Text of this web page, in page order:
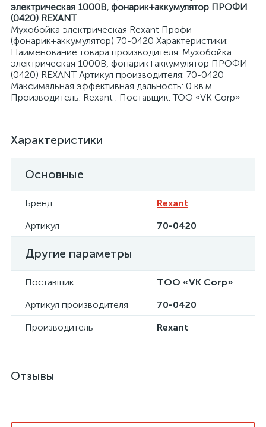
электрическая 1000В, фонарик+аккумулятор ПРОФИ
(0420) REXANT
Мухобойка электрическая Rexant Профи
(фонарик+аккумулятор) 70-0420 Характеристики:
Наименование товара производителя: Мухобойка
электрическая 1000В, фонарик+аккумулятор ПРОФИ
(0420) REXANT Артикул производителя: 70-0420
Максимальная эффективная дальность: 0 кв.м
Производитель: Rexant . Поставщик: ТОО «VK Corp»
Характеристики
Основные
Бренд
Rexant
Артикул
70-0420
Другие параметры
Поставщик
ТОО «VK Corp»
Артикул производителя
70-0420
Производитель
Rexant
Отзывы